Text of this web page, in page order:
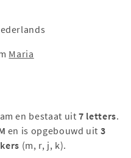
Maria
en bestaat uit7 letters.
en is opgebouwd uit 3
(m, r, j, k).